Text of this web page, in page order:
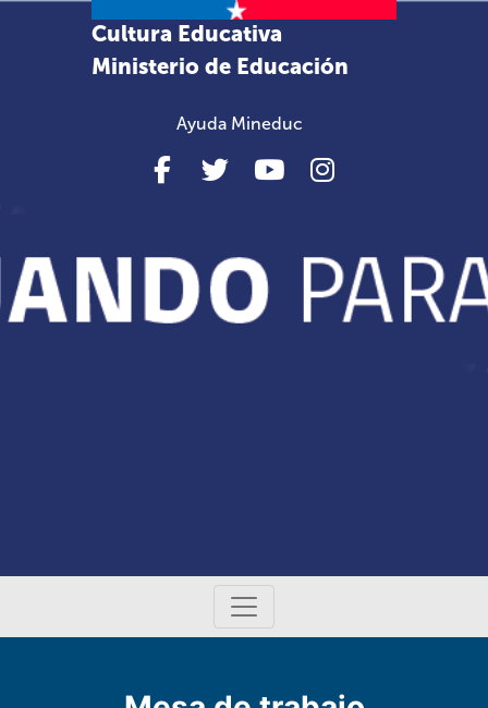
Cultura Educativa
Ministerio de Educación
Ayuda Mineduc